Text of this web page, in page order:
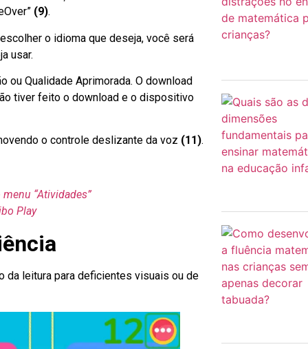
(9).
o idioma que deseja, você será
usar.
ou Qualidade Aprimorada. O download
tiver feito o download e o dispositivo
o controle deslizante da voz (11).
“Atividades”
Play
da leitura para deficientes visuais ou de